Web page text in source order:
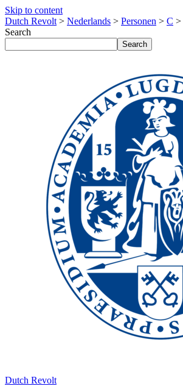
Skip to content
Dutch Revolt > Nederlands > Personen > C >
Search
Search
Dutch Revolt